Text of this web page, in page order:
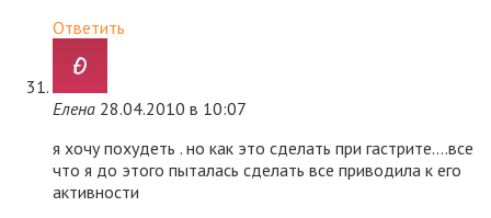
Ответить
Елена 28.04.2010 в 10:07
я хочу похудеть . но как это сделать при гастрите….все
что я до этого пыталась сделать все приводила к его
активности